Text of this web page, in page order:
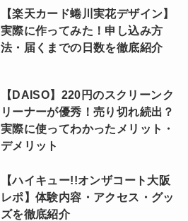
【楽天カード蜷川実花デザイン】
実際に作ってみた！申し込み方
法・届くまでの日数を徹底紹介
【DAISO】220円のスクリーンク
リーナーが優秀！売り切れ続出？
実際に使ってわかったメリット・
デメリット
【ハイキュー!!オンザコート大阪
レポ】体験内容・アクセス・グッ
ズを徹底紹介